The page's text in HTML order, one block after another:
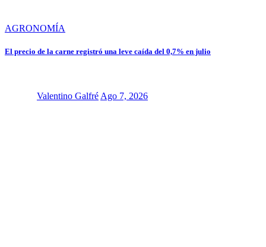
AGRONOMÍA
El precio de la carne registró una leve caída del 0,7% en julio
Valentino Galfré Ago 7, 2026